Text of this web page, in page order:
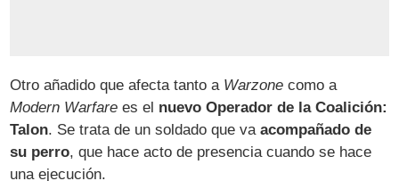
Otro añadido que afecta tanto a Warzone como a
Modern Warfare es el nuevo Operador de la Coalición:
Talon. Se trata de un soldado que vaacompañado de
su perro, que hace acto de presencia cuando se hace
una ejecución.